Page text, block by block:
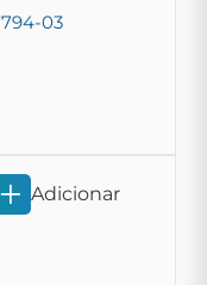
03
Adicionar